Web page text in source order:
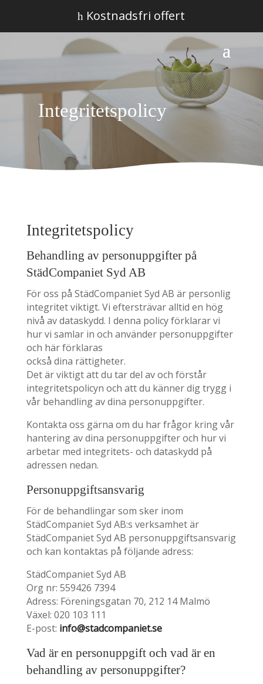
h Kostnadsfri offert
Integritetspolicy
Integritetspolicy
Behandling av personuppgifter på
StädCompaniet Syd AB
För oss på StädCompaniet Syd AB är personlig
integritet viktigt. Vi eftersträvar alltid en hög
nivå av dataskydd. I denna policy förklarar vi
hur vi samlar in och använder personuppgifter
och här förklaras
också dina rättigheter.
Det är viktigt att du tar del av och förstår
integritetspolicyn och att du känner dig trygg i
vår behandling av dina personuppgifter.
Kontakta oss gärna om du har frågor kring vår
hantering av dina personuppgifter och hur vi
arbetar med integritets- och dataskydd på
adressen nedan.
Personuppgiftsansvarig
För de behandlingar som sker inom
StädCompaniet Syd AB:s verksamhet är
StädCompaniet Syd AB personuppgiftsansvarig
och kan kontaktas på följande adress:
StädCompaniet Syd AB
Org nr: 559426 7394
Adress: Föreningsgatan 70, 212 14 Malmö
Växel: 020 103 111
E-post: info@stadcompaniet.se
Vad är en personuppgift och vad är en
behandling av personuppgifter?